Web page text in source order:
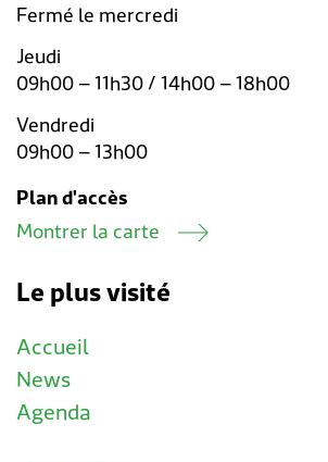
Fermé le mercredi
Jeudi
09h00 – 11h30 / 14h00 – 18h00
Vendredi
09h00 – 13h00
Plan d'accès
Montrer la carte
Le plus visité
Accueil
News
Agenda